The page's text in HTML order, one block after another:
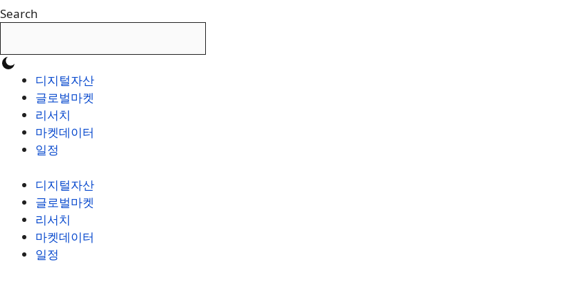
Search
디지털자산
글로벌마켓
리서치
마켓데이터
일정
디지털자산
글로벌마켓
리서치
마켓데이터
일정